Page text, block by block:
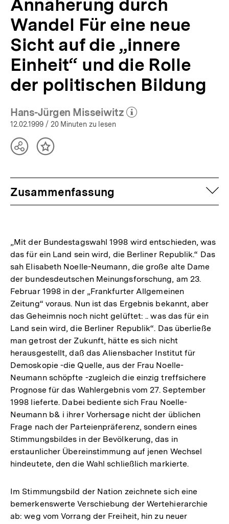
APuZ
8/1999
bpb.de
Annäherung durch
Wandel Für eine neue
Sicht auf die „innere
Einheit“ und die Rolle
der politischen Bildung
Hans-Jürgen Misseiwitz
(Mehr zum Autor)
12.02.1999 / 20 Minuten zu lesen
TeilenInhalt
Zusammenfassung
„Mit der Bundestagswahl 1998 wird entschieden, was
das für ein Land sein wird, die Berliner Republik.“ Das
sah Elisabeth Noelle-Neumann, die große alte Dame
der bundesdeutschen Meinungsforschung, am 23.
Februar 1998 in der „Frankfurter Allgemeinen
Zeitung“ voraus. Nun ist das Ergebnis bekannt, aber
das Geheimnis noch nicht gelüftet: .. was das für ein
Land sein wird, die Berliner Republik“. Das überließe
man getrost der Zukunft, hätte es sich nicht
herausgestellt, daß das Aliensbacher Institut für
Demoskopie -die Quelle, aus der Frau Noelle-
Neumann schöpfte -zugleich die einzig treffsichere
Prognose für das Wahlergebnis vom 27. September
1998 lieferte. Dabei bediente sich Frau Noelle-
Neumann b& i ihrer Vorhersage nicht der üblichen
Frage nach der Parteienpräferenz, sondern eines
Stimmungsbildes in der Bevölkerung, das in
erstaunlicher Übereinstimmung auf jenen Wechsel
hindeutete, den die Wahl schließlich markierte.
Im Stimmungsbild der Nation zeichnete sich eine
bemerkenswerte Verschiebung der Wertehierarchie
ab: weg vom Vorrang der Freiheit, hin zu neuer